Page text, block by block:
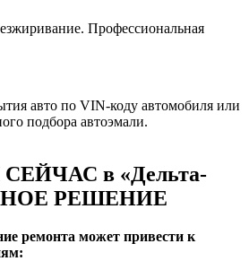
Профессиональная
авто по VIN-коду автомобиля или
подбора автоэмали.
в «Дельта-
РЕШЕНИЕ
ремонта может привести к